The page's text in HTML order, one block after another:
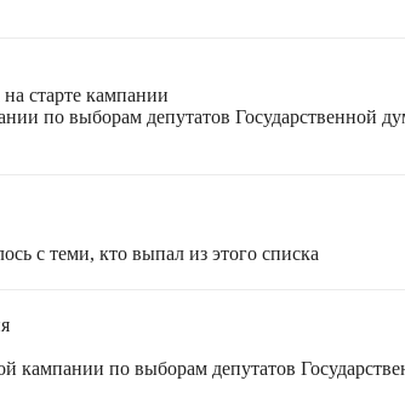
старте кампании
по выборам депутатов Государственной
с теми, кто выпал из этого списка
кампании по выборам депутатов